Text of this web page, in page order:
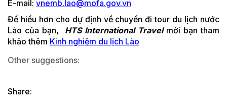
E-mail: vnemb.lao@mofa.gov.vn
Để hiểu hơn cho dự định về chuyến đi tour du lịch nước
Lào của bạn, HTS International Travelmời bạn tham
khảo thêm Kinh nghiệm du lịch Lào
Other suggestions:
Share: